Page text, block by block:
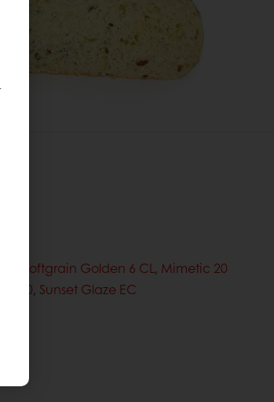
Softgrain Golden 6 CL, Mimetic 20
50, Sunset Glaze EC